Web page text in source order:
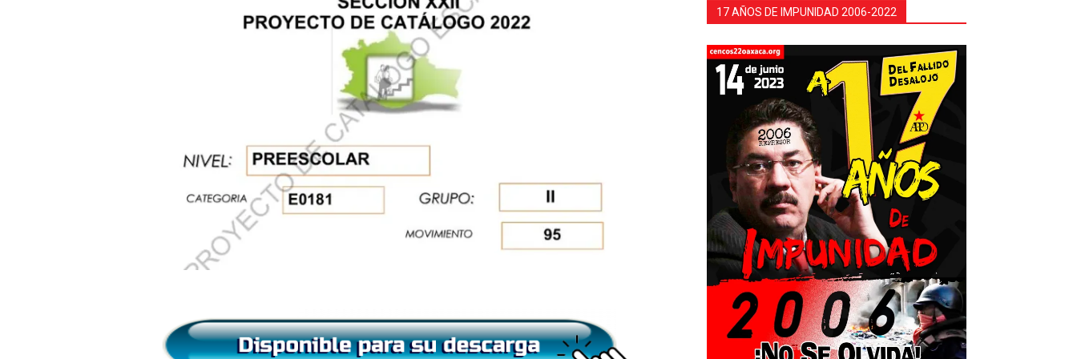
17 AÑOS DE IMPUNIDAD 2006-2022